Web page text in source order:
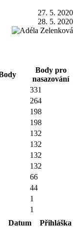
27. 5. 2020
28. 5. 2020
Body pro
nasazování
331
264
198
198
132
132
132
132
66
44
1
1
Datum
Přihláška